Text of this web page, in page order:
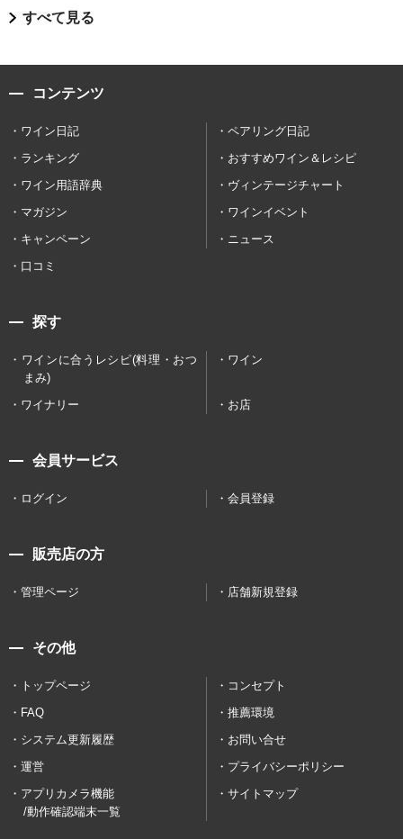
すべて見る
コンテンツ
ワイン日記
ペアリング日記
ランキング
おすすめワイン＆レシピ
ワイン用語辞典
ヴィンテージチャート
マガジン
ワインイベント
キャンペーン
ニュース
口コミ
探す
ワインに合うレシピ(料理・おつ
まみ)
ワイン
ワイナリー お店
会員サービス
ログイン 会員登録
販売店の方
管理ページ 店舗新規登録
その他
トップページ
コンセプト
FAQ
推薦環境
システム更新履歴
お問い合せ
運営
プライバシーポリシー
アプリカメラ機能
/動作確認端末一覧
サイトマップ